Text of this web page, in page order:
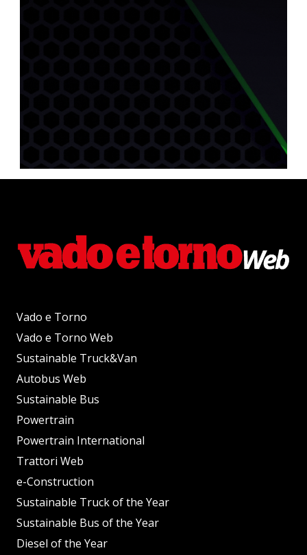
Vado e Torno
Vado e Torno Web
Sustainable Truck&Van
Autobus Web
Sustainable Bus
Powertrain
Powertrain International
Trattori Web
e-Construction
Sustainable Truck of the Year
Sustainable Bus of the Year
Diesel of the Year